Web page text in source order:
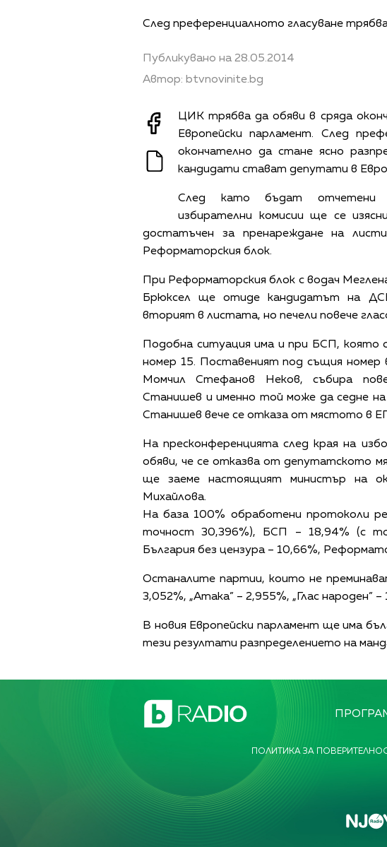
След преференциалното гласуване
Публикувано на 28.05.2014
Автор: btvnovinite.bg
ЦИК трябва да обяви в сряда
Европейски парламент. След
окончателно да стане ясно
кандидати стават депутати в
След като бъдат отчетени
избирателни комисии ще се
достатъчен за пренареждане на
Реформаторския блок.
При Реформаторския блок с водач
Брюксел ще отиде кандидатът на
вторият в листата, но печели повече
Подобна ситуация има и при БСП, която
номер 15. Поставеният под същия
Момчил Стефанов Неков, събира
Станишев и именно той може да седне
Станишев вече се отказа от мястото в
На пресконференцията след края на
обяви, че се отказва от депутатското
ще заеме настоящият министър на
Михайлова.
На база 100% обработени протоколи
точност 30,396%), БСП – 18,94% (с
България без цензура – 10,66%,
Останалите партии, които не
3,052%, „Атака” – 2,955%, „Глас народен”
В новия Европейски парламент ще има
тези резултати разпределението на
ПОЛИТИКА ЗА